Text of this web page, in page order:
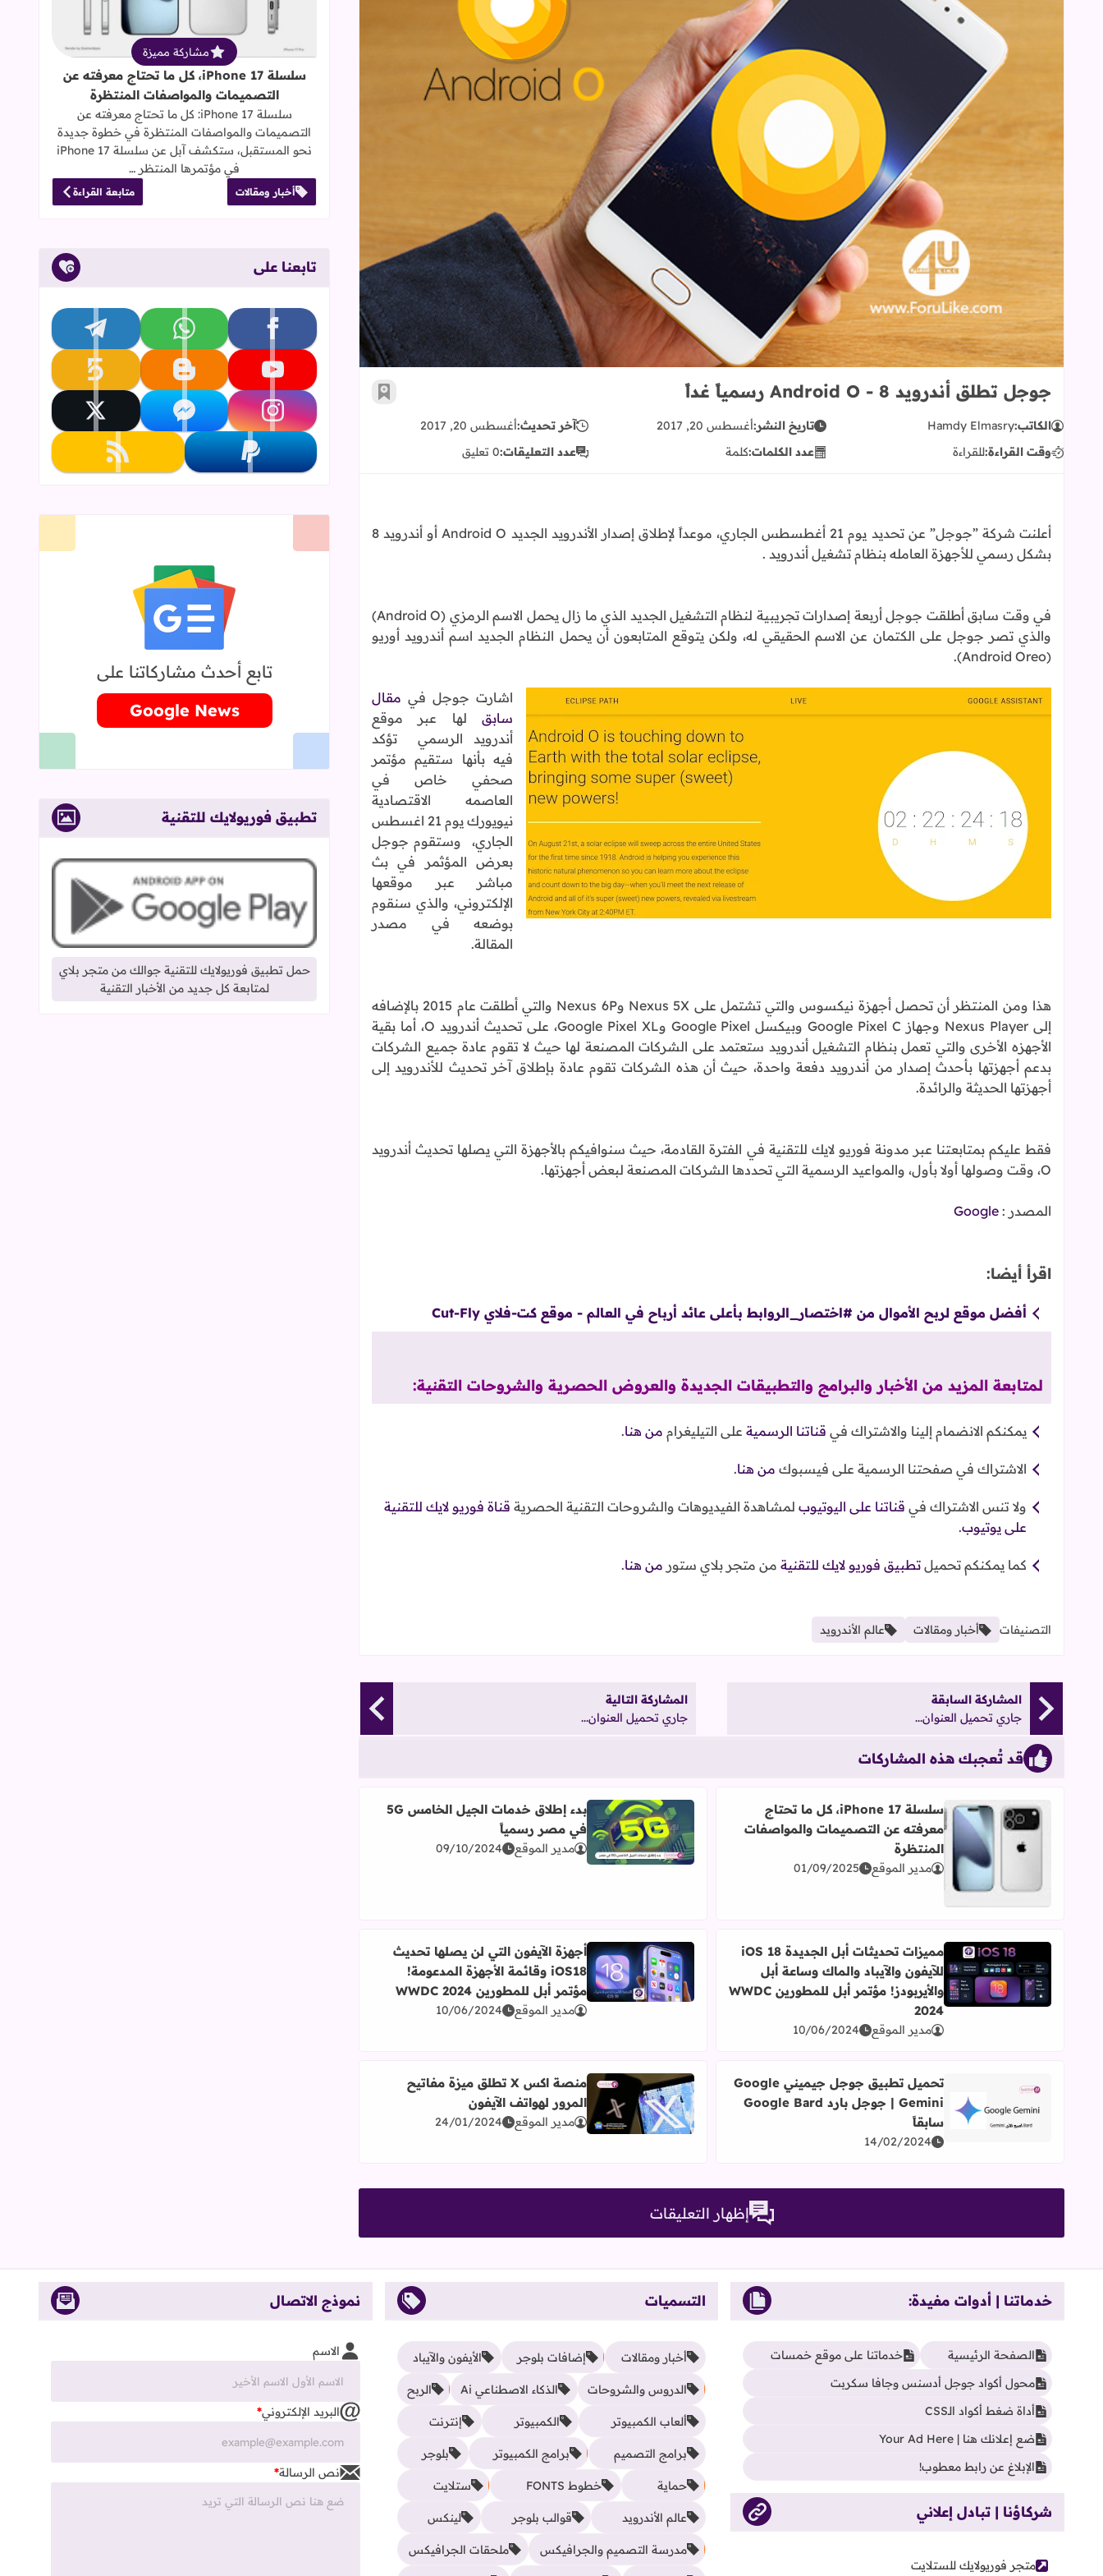
جوجل تطلق أندرويد 8 - Android O رسمياً غداً
جوجل تطلق أندرويد 8 - Android O رسمياً غداً أضف إلى العلامات المرجعية
الكاتب:Hamdy Elmasry تاريخ النشر:أغسطس 20, 2017 آخر تحديث:أغسطس 20, 2017
وقت القراءة:للقراءة عدد الكلمات:كلمة عدد التعليقات:0 تعليق
أعلنت شركة ”جوجل” عن تحديد يوم 21 أغطسطس الجاري، موعداً لإطلاق إصدار الأندرويد الجديد Android O أو أندرويد 8
بشكل رسمي للأجهزة العامله بنظام تشغيل أندرويد .
في وقت سابق أطلقت جوجل أربعة إصدارات تجريبية لنظام التشغيل الجديد الذي ما زال يحمل الاسم الرمزي (Android O)
والذي تصر جوجل على الكتمان عن الاسم الحقيقي له، ولكن يتوقع المتابعون أن يحمل النظام الجديد اسم أندرويد أوريو
(Android Oreo).
اشارت جوجل في مقال
سابق لها عبر موقع
أندرويد الرسمي تؤكد
فيه بأنها ستقيم مؤتمر
صحفي خاص في
العاصمه الاقتصادية
نيويورك يوم 21 اغسطس
الجاري، وستقوم جوجل
بعرض المؤثمر في بث
مباشر عبر موقعها
الإلكتروني، والذي سنقوم
بوضعه في مصدر
المقالة.
هذا ومن المنتظر أن تحصل أجهزة نيكسوس والتي تشتمل على Nexus 5X وNexus 6P والتي أطلقت عام 2015 بالإضافه
إلى Nexus Player وجهاز Google Pixel C وبيكسل Google Pixel وGoogle Pixel XL، على تحديث أندرويد O، أما بقية
الأجهزه الأخرى والتي تعمل بنظام التشغيل أندرويد ستعتمد على الشركات المصنعة لها حيث لا تقوم عادة جميع الشركات
بدعم أجهزتها بأحدث إصدار من أندرويد دفعة واحدة، حيث أن هذه الشركات تقوم عادة بإطلاق آخر تحديث للأندرويد إلى
أجهزتها الحديثة والرائدة.
فقط عليكم بمتابعتنا عبر مدونة فوريو لايك للتقنية في الفترة القادمة، حيث سنوافيكم بالأجهزة التي يصلها تحديث أندرويد
O، وقت وصولها أولا بأول، والمواعيد الرسمية التي تحددها الشركات المصنعة لبعض أجهزتها.
المصدر : Google
اقرأ أيضا:
أفضل موقع لربح الأموال من #اختصار_الروابط بأعلى عائد أرباح في العالم - موقع كت-فلاي Cut-Fly
لمتابعة المزيد من الأخبار والبرامج والتطبيقات الجديدة والعروض الحصرية والشروحات التقنية:
يمكنكم الانضمام إلينا والاشتراك في قناتنا الرسمية على التيليغرام من هنا.
الاشتراك في صفحتنا الرسمية على فيسبوك من هنا.
ولا تنس الاشتراك في قناتنا على اليوتيوب لمشاهدة الفيديوهات والشروحات التقنية الحصرية قناة فوريو لايك للتقنية
على يوتيوب.
كما يمكنكم تحميل تطبيق فوريو لايك للتقنية من متجر بلاي ستور من هنا.
التصنيفات أخبار ومقالات عالم الأندرويد
المشاركة السابقة
جاري تحميل العنوان...
المشاركة التالية
جاري تحميل العنوان...
قد تُعجبك هذه المشاركات
اقرأ المزيد عن سلسلة iPhone 17، كل ما تحتاج معرفته عن التصميمات والمواصفات المنتظرة
سلسلة iPhone 17، كل ما تحتاج
معرفته عن التصميمات والمواصفات
المنتظرة
مدير الموقع 01/09/2025
اقرأ المزيد عن بدء إطلاق خدمات الجيل الخامس 5G في مصر رسمياً
بدء إطلاق خدمات الجيل الخامس 5G
في مصر رسمياً
مدير الموقع 09/10/2024
اقرأ المزيد عن مميزات تحديثات أبل الجديدة iOS 18 للآيفون والآيباد والماك وساعة أبل والأيربودز! مؤتمر أبل للمطورين WWDC 2024
مميزات تحديثات أبل الجديدة iOS 18
للآيفون والآيباد والماك وساعة أبل
والأيربودز! مؤتمر أبل للمطورين WWDC
2024
مدير الموقع 10/06/2024
اقرأ المزيد عن أجهزة الآيفون التي لن يصلها تحديث iOS18 وقائمة الأجهزة المدعومة! مؤتمر أبل للمطورين WWDC 2024
أجهزة الآيفون التي لن يصلها تحديث
iOS18 وقائمة الأجهزة المدعومة!
مؤتمر أبل للمطورين WWDC 2024
مدير الموقع 10/06/2024
اقرأ المزيد عن تحميل تطبيق جوجل جيميني Google Gemini | جوجل بارد Google Bard سابقاً
تحميل تطبيق جوجل جيميني Google
Gemini | جوجل بارد Google Bard
سابقاً
14/02/2024
اقرأ المزيد عن منصة اكس X تطلق ميزة مفاتيح المرور لهواتف الآيفون
منصة اكس X تطلق ميزة مفاتيح
المرور لهواتف الآيفون
مدير الموقع 24/01/2024
إظهار التعليقات
مشاركة مميزة
سلسلة iPhone 17، كل ما تحتاج معرفته عن
التصميمات والمواصفات المنتظرة
سلسلة iPhone 17: كل ما تحتاج معرفته عن
التصميمات والمواصفات المنتظرة في خطوة جديدة
نحو المستقبل، ستكشف آبل عن سلسلة iPhone 17
في مؤتمرها المنتظر …
أخبار ومقالات متابعة القراءة
تابعنا على
تابعنا على facebook تابعنا على whatsapp تابعنا على telegram
تابعنا على youtube تابعنا على blogger تابعنا على khamsat
تابعنا على instagram تابعنا على messenger تابعنا على x
تابعنا على paypal تابعنا على rss
تابع أحدث مشاركاتنا على
Google News
تطبيق فوريولايك للتقنية
حمل تطبيق فوريولايك للتقنية جوالك من متجر بلاي
لمتابعة كل جديد من الأخبار التقنية
خدماتنا | أدوات مفيدة:
الصفحة الرئيسية
خدماتنا على موقع خمسات
محول أكواد جوجل أدسنس وجافا سكربت
أداة ضغط أكواد الـCSS
ضع إعلانك هنا | Your Ad Here
الإبلاغ عن رابط معطوب!
شركاؤنا | تبادل إعلاني
متجر فوريولايك للستلايت
التسميات
أخبار ومقالات إضافات بلوجر الأيفون والآيباد
الدروس والشروحات الذكاء الاصطناعي Ai الربح
ألعاب الكمبيوتر الكمبيوتر إنترنت
برامج التصميم برامج الكمبيوتر بلوجر
حماية خطوط FONTS ستلايت
عالم الأندرويد قوالب بلوجر لينكس
مدرسة التصميم والجرافيكس ملحقات الجرافيكس
نموذج الاتصال
الاسم
البريد الإلكتروني*
نص الرسالة*